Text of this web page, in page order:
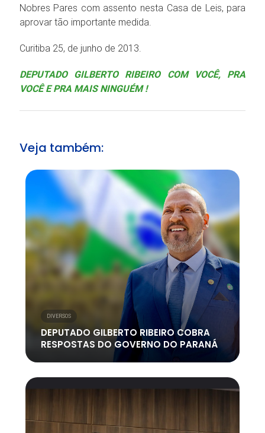
Nobres Pares com assento nesta Casa de Leis, para
aprovar tão importante medida.
Curitiba 25, de junho de 2013.
DEPUTADO GILBERTO RIBEIRO COM VOCÊ, PRA
VOCÊ E PRA MAIS NINGUÉM !
Veja também:
DIVERSOS
DEPUTADO GILBERTO RIBEIRO COBRA
RESPOSTAS DO GOVERNO DO PARANÁ